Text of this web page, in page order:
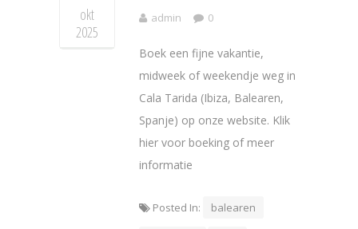
okt
2025
admin 0
Boek een fijne vakantie,
midweek of weekendje weg in
Cala Tarida (Ibiza, Balearen,
Spanje) op onze website. Klik
hier voor boeking of meer
informatie
Posted In: balearen